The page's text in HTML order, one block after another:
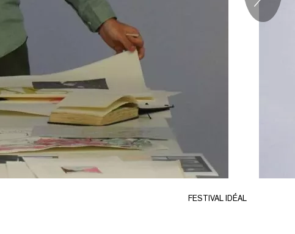
FESTIVAL IDÉAL